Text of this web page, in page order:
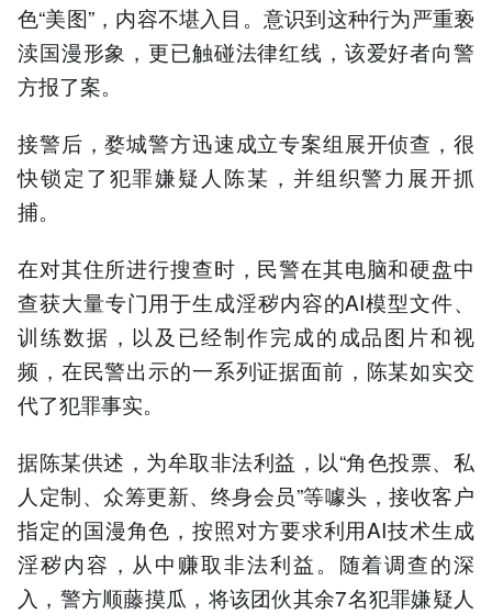
色“美图”，内容不堪入目。意识到这种行为严重亵
渎国漫形象，更已触碰法律红线，该爱好者向警
方报了案。
接警后，婺城警方迅速成立专案组展开侦查，很
快锁定了犯罪嫌疑人陈某，并组织警力展开抓
捕。
在对其住所进行搜查时，民警在其电脑和硬盘中
查获大量专门用于生成淫秽内容的AI模型文件、
训练数据，以及已经制作完成的成品图片和视
频，在民警出示的一系列证据面前，陈某如实交
代了犯罪事实。
据陈某供述，为牟取非法利益，以“角色投票、私
人定制、众筹更新、终身会员”等噱头，接收客户
指定的国漫角色，按照对方要求利用AI技术生成
淫秽内容，从中赚取非法利益。随着调查的深
入，警方顺藤摸瓜，将该团伙其余7名犯罪嫌疑人